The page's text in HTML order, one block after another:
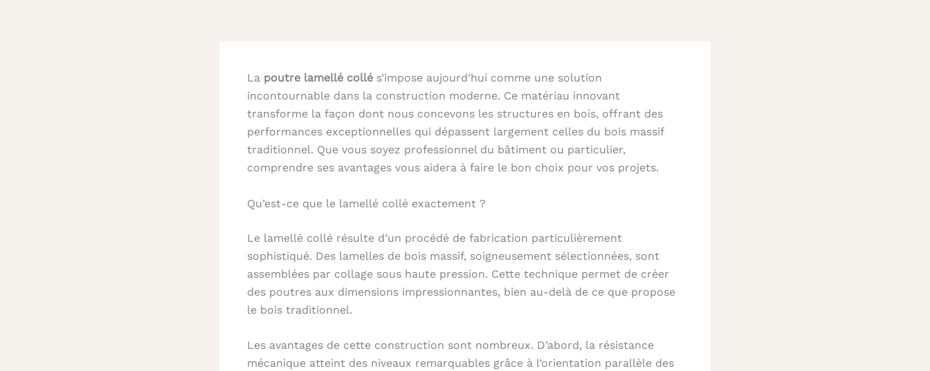
La poutre lamellé collé s’impose aujourd’hui comme une solution
incontournable dans la construction moderne. Ce matériau innovant
transforme la façon dont nous concevons les structures en bois, offrant des
performances exceptionnelles qui dépassent largement celles du bois massif
traditionnel. Que vous soyez professionnel du bâtiment ou particulier,
comprendre ses avantages vous aidera à faire le bon choix pour vos projets.
Qu’est-ce que le lamellé collé exactement ?
Le lamellé collé résulte d’un procédé de fabrication particulièrement
sophistiqué. Des lamelles de bois massif, soigneusement sélectionnées, sont
assemblées par collage sous haute pression. Cette technique permet de créer
des poutres aux dimensions impressionnantes, bien au-delà de ce que propose
le bois traditionnel.
Les avantages de cette construction sont nombreux. D’abord, la résistance
mécanique atteint des niveaux remarquables grâce à l’orientation parallèle des